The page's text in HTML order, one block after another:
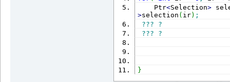
Ptr<Selection>
>selection ( ir) ;
???
?
???
?
}